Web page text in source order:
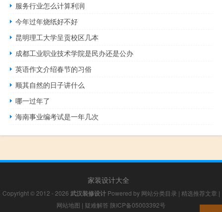
服务行业怎么计算利润
今年过年烧纸好不好
昆明理工大学呈贡校区几本
成都工业职业技术学院是民办还是公办
英语作文介绍春节的习俗
顺其自然的日子讲什么
哪一过年了
海南事业编考试是一年几次
家装设计大全
Copyright © 2012 - 2026 武汉装修设计Powered by 网站分类目录 | 精选推荐文章 |
网站地图 | 疑难解答 陕ICP备05003392号